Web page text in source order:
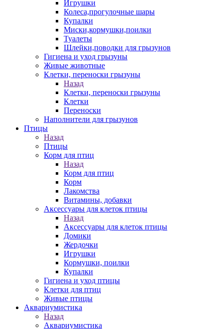
Игрушки
Колеса,прогулочные шары
Купалки
Миски,кормушки,поилки
Туалеты
Шлейки,поводки для грызунов
Гигиена и уход грызуны
Живые животные
Клетки, переноски грызуны
Назад
Клетки, переноски грызуны
Клетки
Переноски
Наполнители для грызунов
Птицы
Назад
Птицы
Корм для птиц
Назад
Корм для птиц
Корм
Лакомства
Витамины, добавки
Аксессуары для клеток птицы
Назад
Аксессуары для клеток птицы
Домики
Жердочки
Игрушки
Кормушки, поилки
Купалки
Гигиена и уход птицы
Клетки для птиц
Живые птицы
Аквариумистика
Назад
Аквариумистика